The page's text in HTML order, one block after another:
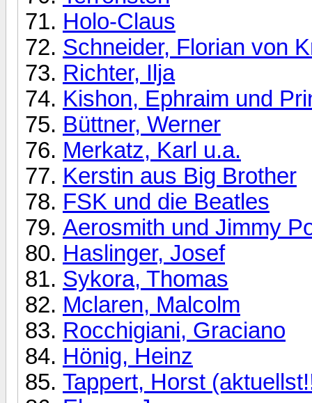
Holo-Claus
Schneider, Florian von
Richter, Ilja
Kishon, Ephraim und
Büttner, Werner
Merkatz, Karl u.a.
Kerstin aus Big Brother
FSK und die Beatles
Aerosmith und Jimmy
Haslinger, Josef
Sykora, Thomas
Mclaren, Malcolm
Rocchigiani, Graciano
Hönig, Heinz
Tappert, Horst